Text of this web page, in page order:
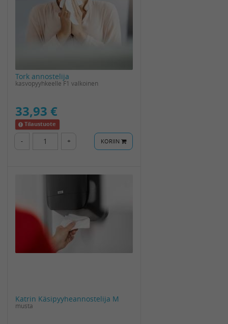
Tork annostelija
kasvopyyhkeelle F1 valkoinen
33,93 €
Tilaustuote
- + KORIIN
Katrin Käsipyyheannostelija M
musta